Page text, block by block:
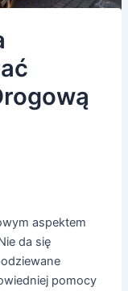
aspektem
da się
pomocy